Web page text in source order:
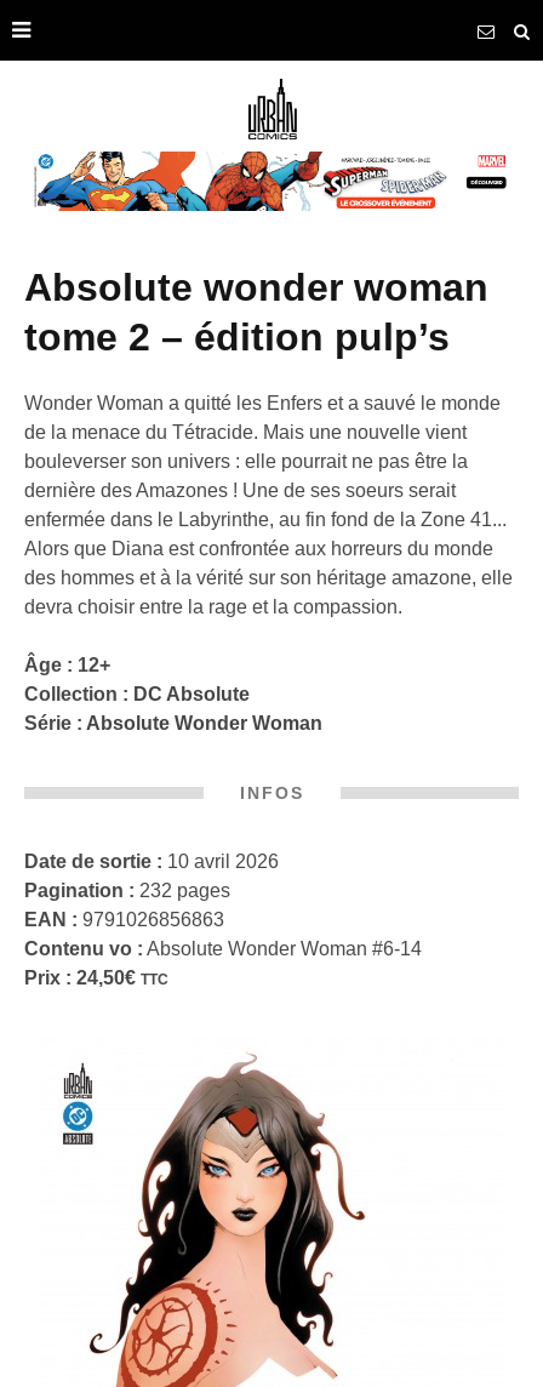
absolute wonder woman
tome 2 – édition pulp’s
Wonder Woman a quitté les Enfers et a sauvé le monde
de la menace du Tétracide. Mais une nouvelle vient
bouleverser son univers : elle pourrait ne pas être la
dernière des Amazones ! Une de ses soeurs serait
enfermée dans le Labyrinthe, au fin fond de la Zone 41...
Alors que Diana est confrontée aux horreurs du monde
des hommes et à la vérité sur son héritage amazone, elle
devra choisir entre la rage et la compassion.
Âge : 12+
Collection : DC Absolute
Série : Absolute Wonder Woman
INFOS
Date de sortie : 10 avril 2026
Pagination : 232 pages
EAN : 9791026856863
Contenu vo : Absolute Wonder Woman #6-14
Prix : 24,50€ TTC